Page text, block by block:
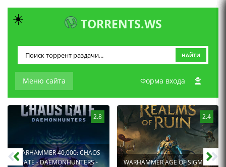
TORRENTS.WS
Меню сайта
НАЙТИ
Форма входа
2.8
WARHAMMER 40,000: CHAOS
GATE - DAEMONHUNTERS -
2.4
WARHAMMER AGE OF SIGMAR:
☀️